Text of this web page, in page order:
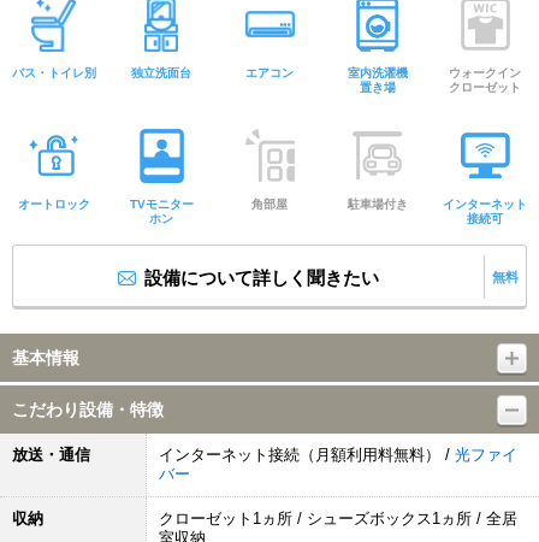
バス・トイレ別 独立洗面台 エアコン
室内洗濯機
置き場
ウォークイン
クローゼット
オートロック
TVモニター
ホン
角部屋 駐車場付き
インターネット
接続可
設備について詳しく聞きたい 無料
基本情報
こだわり設備・特徴
放送・通信 インターネット接続（月額利用料無料） / 光ファイ
バー
収納
クローゼット1ヵ所 / シューズボックス1ヵ所 / 全居
室収納